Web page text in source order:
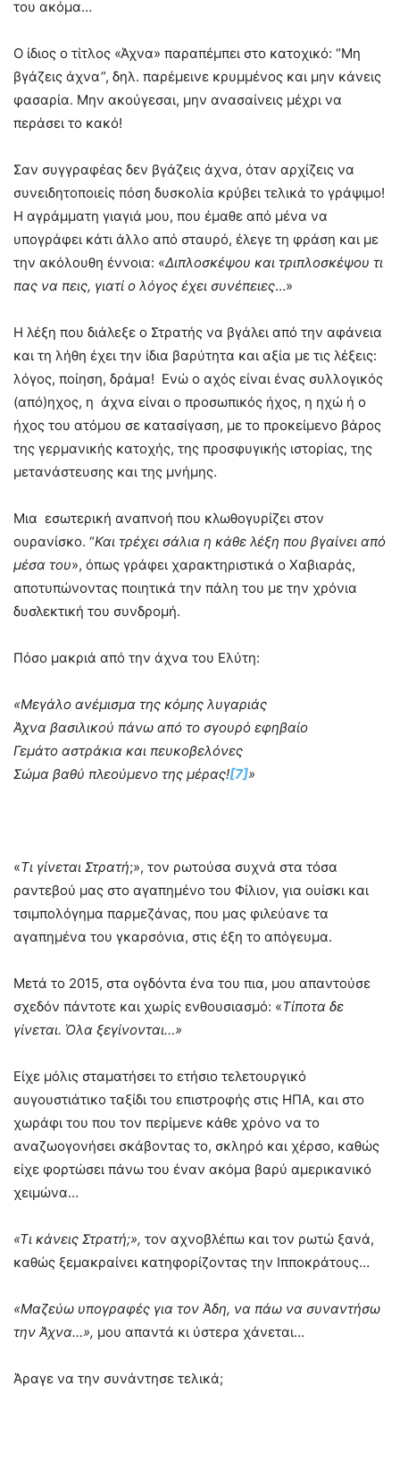
του ακόμα…
Ο ίδιος ο τίτλος «Άχνα» παραπέμπει στο κατοχικό: “Μη
βγάζεις άχνα”, δηλ. παρέμεινε κρυμμένος και μην κάνεις
φασαρία. Μην ακούγεσαι, μην ανασαίνεις μέχρι να
περάσει το κακό!
Σαν συγγραφέας δεν βγάζεις άχνα, όταν αρχίζεις να
συνειδητοποιείς πόση δυσκολία κρύβει τελικά το γράψιμο!
Η αγράμματη γιαγιά μου, που έμαθε από μένα να
υπογράφει κάτι άλλο από σταυρό, έλεγε τη φράση και με
την ακόλουθη έννοια: «Διπλοσκέψου και τριπλοσκέψου τι
πας να πεις, γιατί ο λόγος έχει συνέπειες…»
Η λέξη που διάλεξε ο Στρατής να βγάλει από την αφάνεια
και τη λήθη έχει την ίδια βαρύτητα και αξία με τις λέξεις:
λόγος, ποίηση, δράμα! Ενώ ο αχός είναι ένας συλλογικός
(από)ηχος, η άχνα είναι ο προσωπικός ήχος, η ηχώ ή ο
ήχος του ατόμου σε κατασίγαση, με το προκείμενο βάρος
της γερμανικής κατοχής, της προσφυγικής ιστορίας, της
μετανάστευσης και της μνήμης.
Μια εσωτερική αναπνοή που κλωθογυρίζει στον
ουρανίσκο. “Και τρέχει σάλια η κάθε λέξη που βγαίνει από
μέσα του», όπως γράφει χαρακτηριστικά ο Χαβιαράς,
αποτυπώνοντας ποιητικά την πάλη του με την χρόνια
δυσλεκτική του συνδρομή.
Πόσο μακριά από την άχνα του Ελύτη:
«Μεγάλο ανέμισμα της κόμης λυγαριάς
Άχνα βασιλικού πάνω από το σγουρό εφηβαίο
Γεμάτο αστράκια και πευκοβελόνες
Σώμα βαθύ πλεούμενο της μέρας![7]»
«Τι γίνεται Στρατή;», τον ρωτούσα συχνά στα τόσα
ραντεβού μας στο αγαπημένο του Φίλιον, για ουίσκι και
τσιμπολόγημα παρμεζάνας, που μας φιλεύανε τα
αγαπημένα του γκαρσόνια, στις έξη το απόγευμα.
Μετά το 2015, στα ογδόντα ένα του πια, μου απαντούσε
σχεδόν πάντοτε και χωρίς ενθουσιασμό: «Τίποτα δε
γίνεται. Όλα ξεγίνονται…»
Είχε μόλις σταματήσει το ετήσιο τελετουργικό
αυγουστιάτικο ταξίδι του επιστροφής στις ΗΠΑ, και στο
χωράφι του που τον περίμενε κάθε χρόνο να το
αναζωογονήσει σκάβοντας το, σκληρό και χέρσο, καθώς
είχε φορτώσει πάνω του έναν ακόμα βαρύ αμερικανικό
χειμώνα…
«Τι κάνεις Στρατή;», τον αχνοβλέπω και τον ρωτώ ξανά,
καθώς ξεμακραίνει κατηφορίζοντας την Ιπποκράτους…
«Μαζεύω υπογραφές για τον Άδη, να πάω να συναντήσω
την Άχνα…», μου απαντά κι ύστερα χάνεται…
Άραγε να την συνάντησε τελικά;